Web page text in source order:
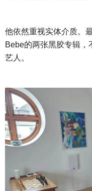
他依然重视实体介质。
Bebe的两张黑胶专辑
艺人。